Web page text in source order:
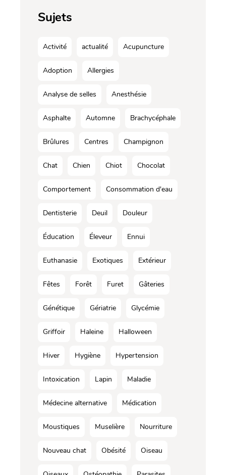
Sujets
Activité actualité Acupuncture
Adoption Allergies
Analyse de selles Anesthésie
Asphalte Automne Brachycéphale
Brûlures Centres Champignon
Chat Chien Chiot Chocolat
Comportement Consommation d'eau
Dentisterie Deuil Douleur
Éducation Éleveur Ennui
Euthanasie Exotiques Extérieur
Fêtes Forêt Furet Gâteries
Génétique Gériatrie Glycémie
Griffoir Haleine Halloween
Hiver Hygiène Hypertension
Intoxication Lapin Maladie
Médecine alternative Médication
Moustiques Muselière Nourriture
Nouveau chat Obésité Oiseau